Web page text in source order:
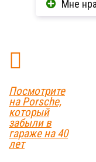
Мне
Посмотрите
на Porsche,
который
забыли в
гараже на 40
лет